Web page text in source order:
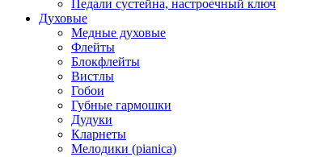
Педали сустейна, настроечный ключ
Духовые
Медные духовые
Флейты
Блокфлейты
Вистлы
Гобои
Губные гармошки
Дудуки
Кларнеты
Мелодики (pianica)